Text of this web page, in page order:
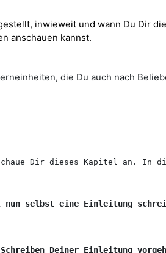
inwieweit und wann Du Dir
anschauen kannst.
die Du auch nach
Dir dieses Kapitel an. In
nun selbst eine Einleitung
Deiner Einleitung